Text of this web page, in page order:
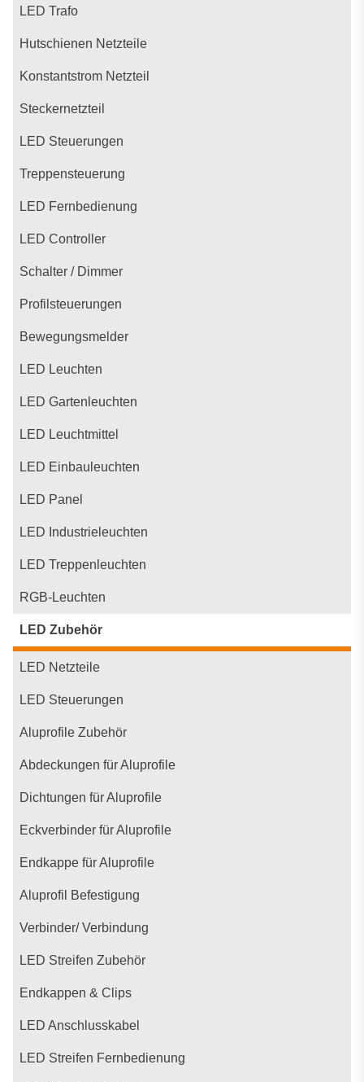
LED Trafo
Hutschienen Netzteile
Konstantstrom Netzteil
Steckernetzteil
LED Steuerungen
Treppensteuerung
LED Fernbedienung
LED Controller
Schalter / Dimmer
Profilsteuerungen
Bewegungsmelder
LED Leuchten
LED Gartenleuchten
LED Leuchtmittel
LED Einbauleuchten
LED Panel
LED Industrieleuchten
LED Treppenleuchten
RGB-Leuchten
LED Zubehör
LED Netzteile
LED Steuerungen
Aluprofile Zubehör
Abdeckungen für Aluprofile
Dichtungen für Aluprofile
Eckverbinder für Aluprofile
Endkappe für Aluprofile
Aluprofil Befestigung
Verbinder/ Verbindung
LED Streifen Zubehör
Endkappen & Clips
LED Anschlusskabel
LED Streifen Fernbedienung